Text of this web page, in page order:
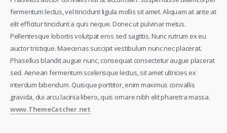
fermentum lectus, vel tincidunt ligula mollis sit amet. Aliquam at ante at
elit efficitur tincidunt a quis neque. Donec ut pulvinar metus.
Pellentesque lobortis volutpat eros sed sagittis. Nunc rutrum ex eu
auctor tristique. Maecenas suscipit vestibulum nunc nec placerat.
Phasellus blandit augue nunc, consequat consectetur augue placerat
sed. Aenean fermentum scelerisque lectus, sit amet ultricies ex
interdum bibendum. Quisque porttitor, enim maximus convallis
gravida, dui arcu lacinia libero, quis ornare nibh elit pharetra massa.
www.ThemeCatcher.net